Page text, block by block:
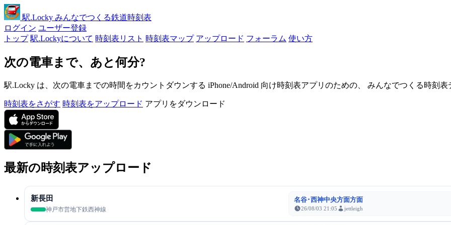
駅.Locky みんなでつくる鉄道時刻表
ログイン ユーザー登録
トップ 駅.Lockyについて 時刻表リスト 時刻表マップ アップロード フォーラム 使い方
次の電車まで、あと何分?
駅.Locky は、次の電車までの時間をカウントダウンする iPhone/Android 向け時刻表アプリのための、 みんなでつくる時刻表
時刻表をさがす 時刻表をアップロード アプリをダウンロード
最新の時刻表アップロード
新長田
神戸市営地下鉄西神線
名谷･西神中央方面方面
26/08/03 21:05 jettleigh